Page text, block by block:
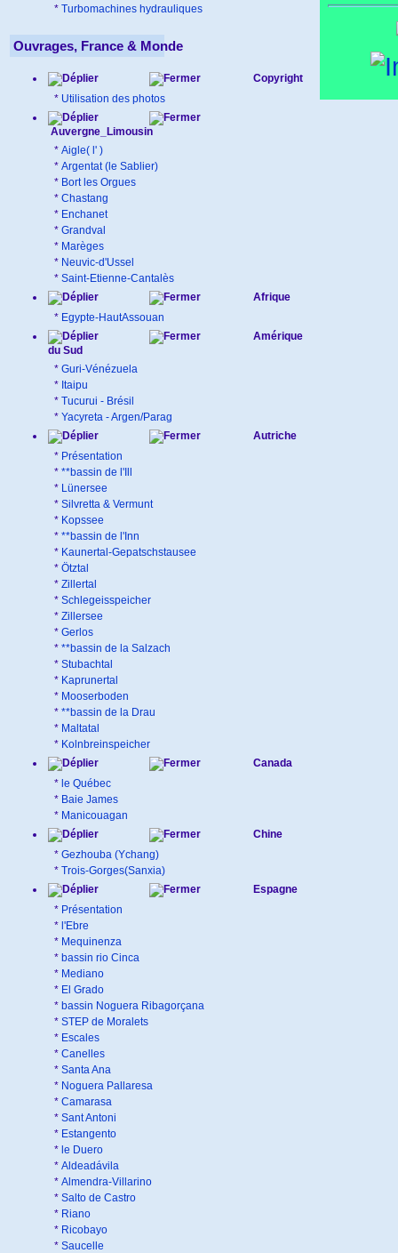
* Turbomachines hydrauliques
Ouvrages, France & Monde
Copyright
* Utilisation des photos
Auvergne_Limousin
* Aigle( l' )
* Argentat (le Sablier)
* Bort les Orgues
* Chastang
* Enchanet
* Grandval
* Marèges
* Neuvic-d'Ussel
* Saint-Etienne-Cantalès
Afrique
* Egypte-HautAssouan
Amérique
du Sud
* Guri-Vénézuela
* Itaipu
* Tucurui - Brésil
* Yacyreta - Argen/Parag
Autriche
* Présentation
* **bassin de l'Ill
* Lünersee
* Silvretta & Vermunt
* Kopssee
* **bassin de l'Inn
* Kaunertal-Gepatschstausee
* Ötztal
* Zillertal
* Schlegeisspeicher
* Zillersee
* Gerlos
* **bassin de la Salzach
* Stubachtal
* Kaprunertal
* Mooserboden
* **bassin de la Drau
* Maltatal
* Kolnbreinspeicher
Canada
* le Québec
* Baie James
* Manicouagan
Chine
* Gezhouba (Ychang)
* Trois-Gorges(Sanxia)
Espagne
* Présentation
* l'Ebre
* Mequinenza
* bassin rio Cinca
* Mediano
* El Grado
* bassin Noguera Ribagorçana
* STEP de Moralets
* Escales
* Canelles
* Santa Ana
* Noguera Pallaresa
* Camarasa
* Sant Antoni
* Estangento
* le Duero
* Aldeadávila
* Almendra-Villarino
* Salto de Castro
* Riano
* Ricobayo
* Saucelle